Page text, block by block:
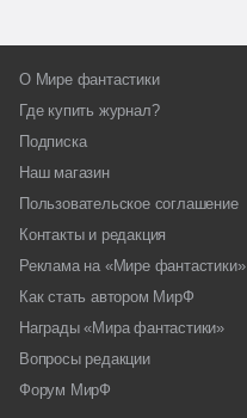
О Мире фантастики
Где купить журнал?
Подписка
Наш магазин
Пользовательское соглашение
Контакты и редакция
Реклама на «Мире фантастики»
Как стать автором МирФ
Награды «Мира фантастики»
Вопросы редакции
Форум МирФ